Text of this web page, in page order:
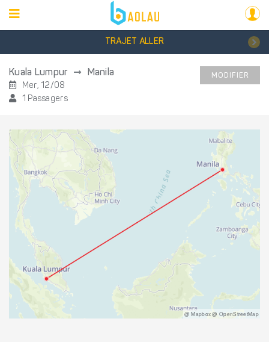
TRAJET ALLER
Kuala Lumpur Manila
Mer, 12/08
1 Passagers
MODIFIER
@ Mapbox @ OpenStreetMap